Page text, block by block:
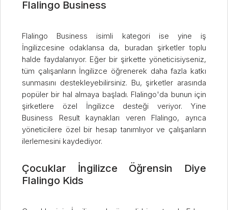
Flalingo Business
Flalingo Business isimli kategori ise yine iş
İngilizcesine odaklansa da, buradan şirketler toplu
halde faydalanıyor. Eğer bir şirkette yöneticisiyseniz,
tüm çalışanların İngilizce öğrenerek daha fazla katkı
sunmasını destekleyebilirsiniz. Bu, şirketler arasında
popüler bir hal almaya başladı. Flalingo'da bunun için
şirketlere özel İngilizce desteği veriyor. Yine
Business Result kaynakları veren Flalingo, ayrıca
yöneticilere özel bir hesap tanımlıyor ve çalışanların
ilerlemesini kaydediyor.
Çocuklar İngilizce Öğrensin Diye
Flalingo Kids